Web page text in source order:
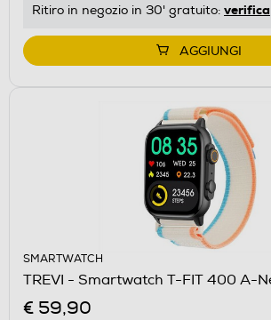
Ritiro in negozio in 30' gratuito: verifica
AGGIUNGI
SMARTWATCH
TREVI - Smartwatch T-FIT 400 A-
€ 59,90